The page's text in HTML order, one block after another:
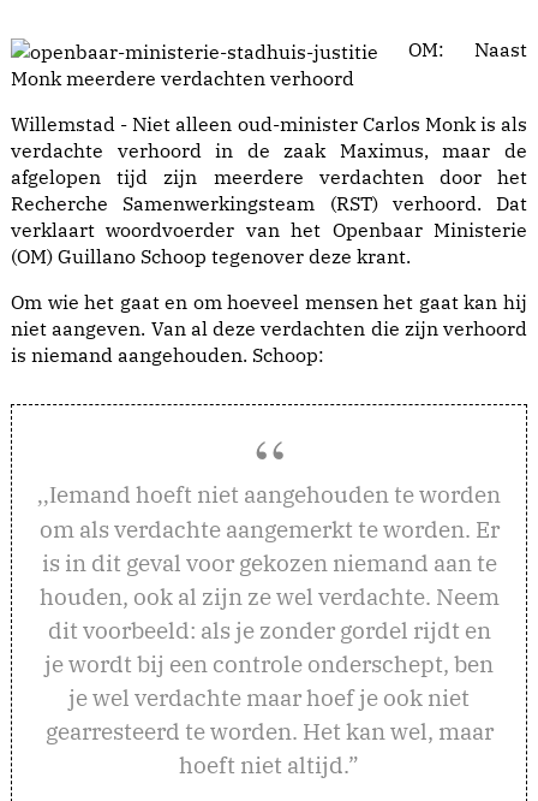
OM: Naast
Monk meerdere verdachten verhoord
Willemstad - Niet alleen oud-minister Carlos Monk is als
verdachte verhoord in de zaak Maximus, maar de
afgelopen tijd zijn meerdere verdachten door het
Recherche Samenwerkingsteam (RST) verhoord. Dat
verklaart woordvoerder van het Openbaar Ministerie
(OM) Guillano Schoop tegenover deze krant.
Om wie het gaat en om hoeveel mensen het gaat kan hij
niet aangeven. Van al deze verdachten die zijn verhoord
is niemand aangehouden. Schoop:
,,Iemand hoeft niet aangehouden te worden
om als verdachte aangemerkt te worden. Er
is in dit geval voor gekozen niemand aan te
houden, ook al zijn ze wel verdachte. Neem
dit voorbeeld: als je zonder gordel rijdt en
je wordt bij een controle onderschept, ben
je wel verdachte maar hoef je ook niet
gearresteerd te worden. Het kan wel, maar
hoeft niet altijd.”